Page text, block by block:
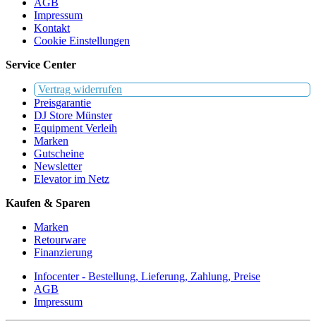
AGB
Impressum
Kontakt
Cookie Einstellungen
Service Center
Vertrag widerrufen
Preisgarantie
DJ Store Münster
Equipment Verleih
Marken
Gutscheine
Newsletter
Elevator im Netz
Kaufen & Sparen
Marken
Retourware
Finanzierung
Infocenter - Bestellung, Lieferung, Zahlung, Preise
AGB
Impressum